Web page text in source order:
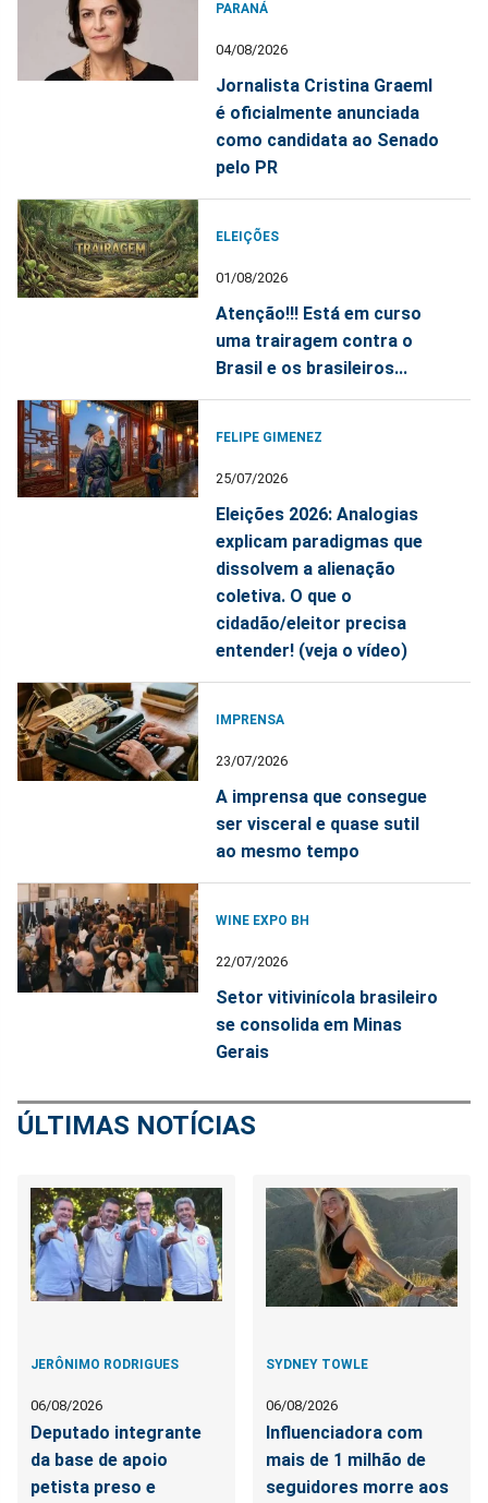
PARANÁ
04/08/2026
Jornalista Cristina Graeml
é oficialmente anunciada
como candidata ao Senado
pelo PR
ELEIÇÕES
01/08/2026
Atenção!!! Está em curso
uma trairagem contra o
Brasil e os brasileiros...
FELIPE GIMENEZ
25/07/2026
Eleições 2026: Analogias
explicam paradigmas que
dissolvem a alienação
coletiva. O que o
cidadão/eleitor precisa
entender! (veja o vídeo)
IMPRENSA
23/07/2026
A imprensa que consegue
ser visceral e quase sutil
ao mesmo tempo
WINE EXPO BH
22/07/2026
Setor vitivinícola brasileiro
se consolida em Minas
Gerais
ÚLTIMAS NOTÍCIAS
JERÔNIMO RODRIGUES
06/08/2026
Deputado integrante
da base de apoio
petista preso e
SYDNEY TOWLE
06/08/2026
Influenciadora com
mais de 1 milhão de
seguidores morre aos